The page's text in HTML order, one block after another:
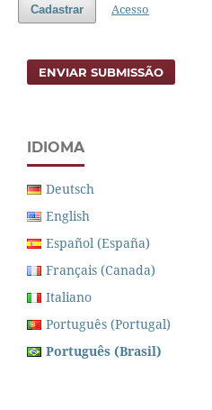
Cadastrar Acesso
ENVIAR SUBMISSÃO
IDIOMA
Deutsch
English
Español (España)
Français (Canada)
Italiano
Português (Portugal)
Português (Brasil)